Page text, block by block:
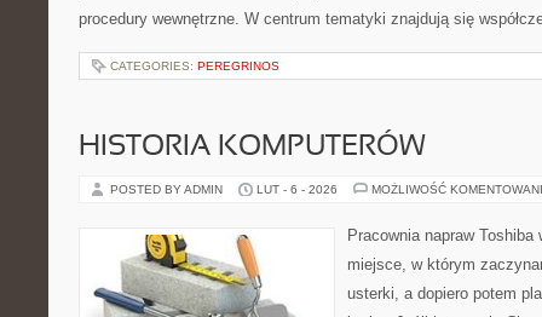
procedury wewnętrzne. W centrum tematyki znajdują się
CATEGORIES: PEREGRINOS
HISTORIA KOMPUTERÓW
POSTED BY ADMIN LUT - 6 - 2026 MOŻLIWOŚĆ
Pracownia napraw
miejsce, w którym
usterki, a dopiero potem